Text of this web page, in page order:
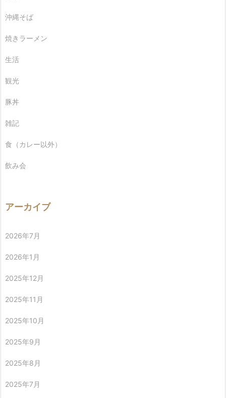
沖縄そば
焼きラーメン
生活
観光
豚丼
雑記
食（カレー以外）
飲み会
アーカイブ
2026年7月
2026年1月
2025年12月
2025年11月
2025年10月
2025年9月
2025年8月
2025年7月